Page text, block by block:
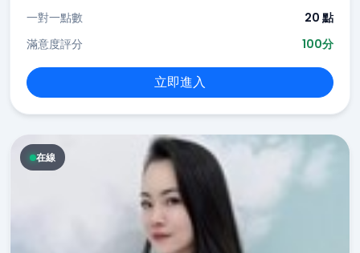
一對一點數
20 點
滿意度評分
100分
立即進入
在線